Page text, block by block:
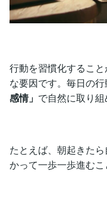
行動を習慣化するこ
な要因です。毎日の
感情」 で自然に取り組
たとえば、朝起きた
かって一歩一歩進むこ